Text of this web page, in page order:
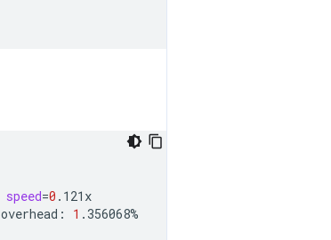
speed=0 .121x
overhead: 1 .356068%